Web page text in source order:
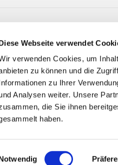
Webseite verwendet
verwenden Cookies, um
zu können und die
zu Ihrer
Analysen weiter. Unsere
die Sie ihnen
haben.
Einwilligungsauswahl
KG-Verl@kk-ekvw.de